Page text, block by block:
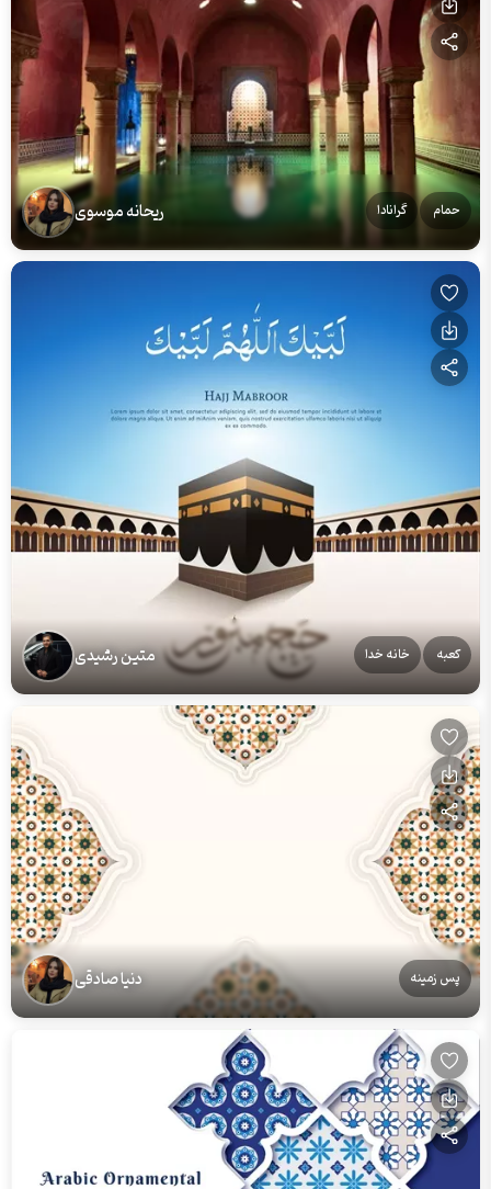
حمام گرانادا ریحانه موسوی
کعبه خانه خدا متین رشیدی
پس زمینه دنیا صادقی